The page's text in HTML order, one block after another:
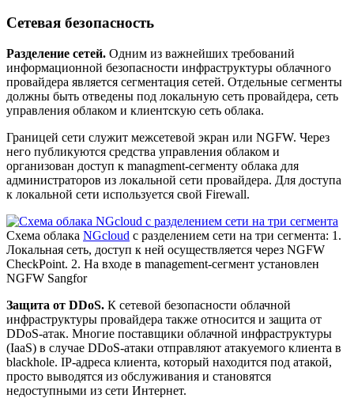
Сетевая безопасность
Разделение сетей. Одним из важнейших требований
информационной безопасности инфраструктуры облачного
провайдера является сегментация сетей. Отдельные сегменты
должны быть отведены под локальную сеть провайдера, сеть
управления облаком и клиентскую сеть облака.
Границей сети служит межсетевой экран или NGFW. Через
него публикуются средства управления облаком и
организован доступ к managment-сегменту облака для
администраторов из локальной сети провайдера. Для доступа
к локальной сети используется свой Firewall.
Схема облака NGcloud с разделением сети на три сегмента: 1.
Локальная сеть, доступ к ней осуществляется через NGFW
CheckPoint. 2. На входе в management-сегмент установлен
NGFW Sangfor
Защита от DDoS. К сетевой безопасности облачной
инфраструктуры провайдера также относится и защита от
DDoS-атак. Многие поставщики облачной инфраструктуры
(IaaS) в случае DDoS-атаки отправляют атакуемого клиента в
blackhole. IP-адреса клиента, который находится под атакой,
просто выводятся из обслуживания и становятся
недоступными из сети Интернет.